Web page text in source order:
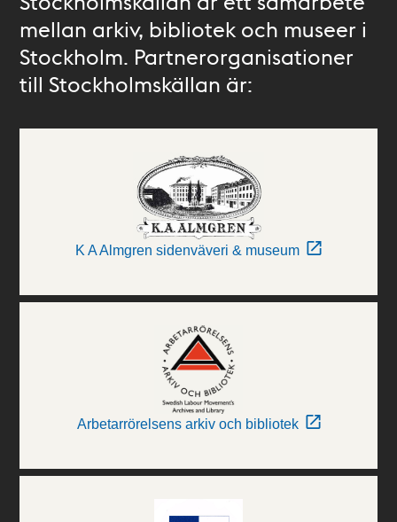
mellan arkiv, bibliotek och museer i
Stockholm. Partnerorganisationer
till Stockholmskällan är:
K A Almgren sidenväveri & museum
Arbetarrörelsens arkiv och bibliotek